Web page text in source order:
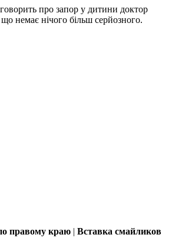
про запор у дитини доктор
немає нічого більш серйозного.
правому краю | Вставка смайликов